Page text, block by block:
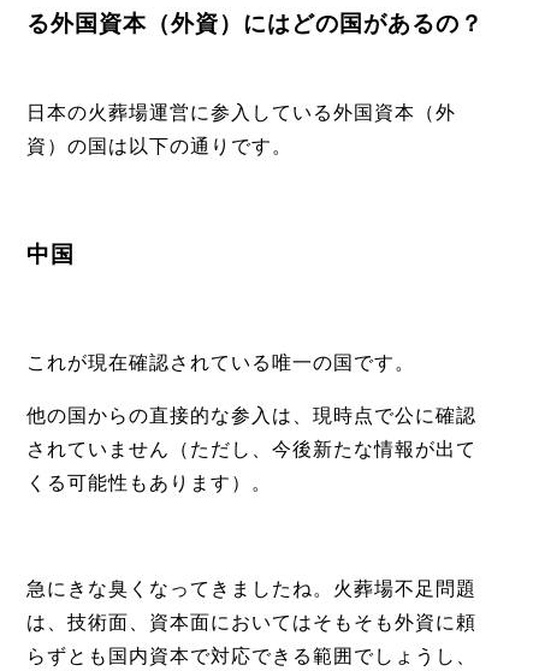
る外国資本（外資）にはどの国があるの？
日本の火葬場運営に参入している外国資本（外
資）の国は以下の通りです。
中国
これが現在確認されている唯一の国です。
他の国からの直接的な参入は、現時点で公に確認
されていません（ただし、今後新たな情報が出て
くる可能性もあります）。
急にきな臭くなってきましたね。火葬場不足問題
は、技術面、資本面においてはそもそも外資に頼
らずとも国内資本で対応できる範囲でしょうし、